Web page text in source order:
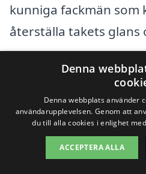
kunniga fackmän som
återställa takets glans
För att underlätta din
även vara värt att
närliggande städer.
där du kan hitta
taktvätt:
Denna
Denna webbplats använder
användarupplevelsen. Genom att
du till alla cookies i enlighet
ACCEPTERA ALLA